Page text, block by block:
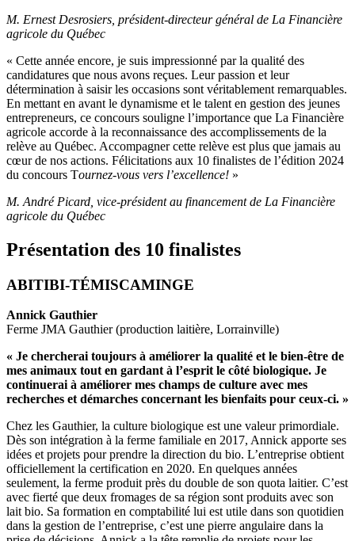
M. Ernest Desrosiers, président-directeur général de La Financière
agricole du Québec
« Cette année encore, je suis impressionné par la qualité des
candidatures que nous avons reçues. Leur passion et leur
détermination à saisir les occasions sont véritablement remarquables.
En mettant en avant le dynamisme et le talent en gestion des jeunes
entrepreneurs, ce concours souligne l’importance que La Financière
agricole accorde à la reconnaissance des accomplissements de la
relève au Québec. Accompagner cette relève est plus que jamais au
cœur de nos actions. Félicitations aux 10 finalistes de l’édition 2024
du concours Tournez-vous vers l’excellence! »
M. André Picard, vice-président au financement de La Financière
agricole du Québec
Présentation des 10 finalistes
ABITIBI-TÉMISCAMINGE
Annick Gauthier
Ferme JMA Gauthier (production laitière, Lorrainville)
« Je chercherai toujours à améliorer la qualité et le bien-être de
mes animaux tout en gardant à l’esprit le côté biologique. Je
continuerai à améliorer mes champs de culture avec mes
recherches et démarches concernant les bienfaits pour ceux-ci. »
Chez les Gauthier, la culture biologique est une valeur primordiale.
Dès son intégration à la ferme familiale en 2017, Annick apporte ses
idées et projets pour prendre la direction du bio. L’entreprise obtient
officiellement la certification en 2020. En quelques années
seulement, la ferme produit près du double de son quota laitier. C’est
avec fierté que deux fromages de sa région sont produits avec son
lait bio. Sa formation en comptabilité lui est utile dans son quotidien
dans la gestion de l’entreprise, c’est une pierre angulaire dans la